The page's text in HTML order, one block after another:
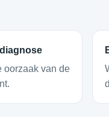
oorzaak van de